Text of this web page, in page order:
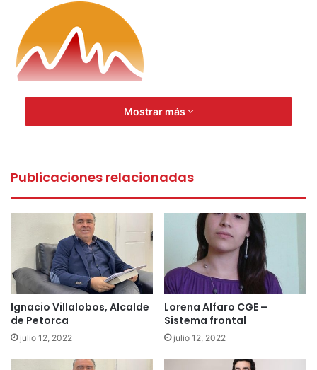
Mostrar más
Publicaciones relacionadas
Ignacio Villalobos, Alcalde
de Petorca
julio 12, 2022
Lorena Alfaro CGE –
Sistema frontal
julio 12, 2022